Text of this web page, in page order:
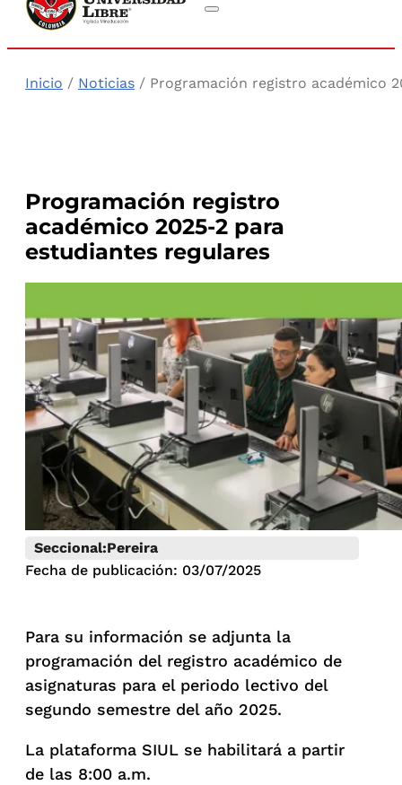
Inicio / Noticias / Programación registro académico
Programación registro
académico 2025-2 para
estudiantes regulares
Seccional:Pereira
Fecha de publicación: 03/07/2025
Para su información se adjunta la
programación del registro académico de
asignaturas para el periodo lectivo del
segundo semestre del año 2025.
La plataforma SIUL se habilitará a partir
de las 8:00 a.m.